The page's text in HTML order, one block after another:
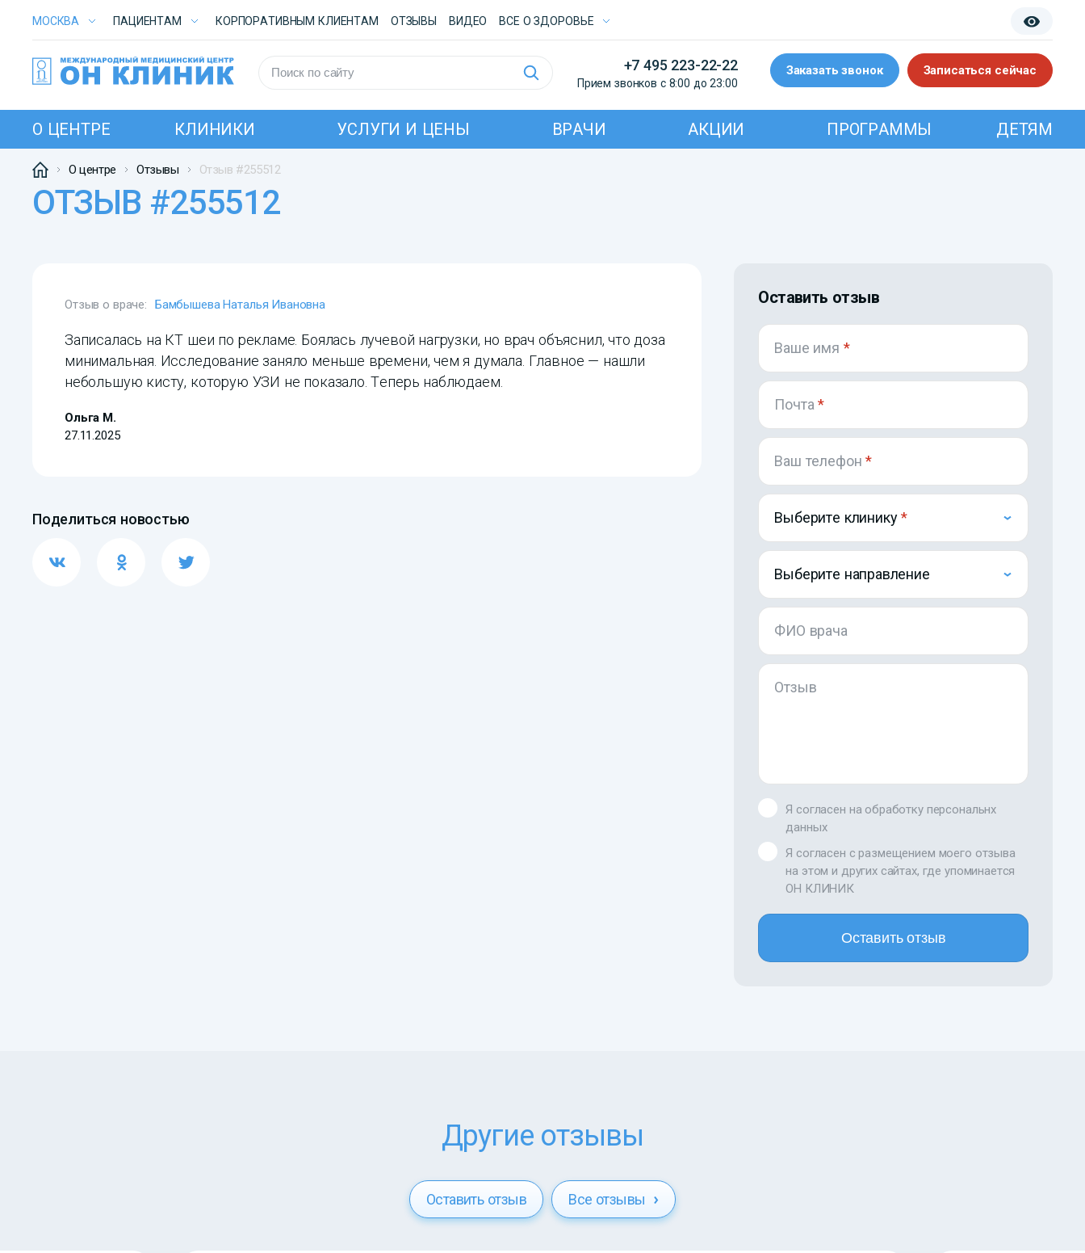
МОСКВА ПАЦИЕНТАМ КОРПОРАТИВНЫМ КЛИЕНТАМ ОТЗЫВЫ ВИДЕО ВСE О ЗДОРОВЬЕ
+7 495 223-22-22
Прием звонков с 8:00 до 23:00
Заказать звонок Записаться сейчас
О ЦЕНТРЕ КЛИНИКИ УСЛУГИ И ЦЕНЫ ВРАЧИ АКЦИИ ПРОГРАММЫ ДЕТЯМ
О центре Отзывы Отзыв #255512
ОТЗЫВ #255512
Отзыв о враче: Бамбышева Наталья Ивановна
Записалась на КТ шеи по рекламе. Боялась лучевой нагрузки, но врач объяснил, что доза
минимальная. Исследование заняло меньше времени, чем я думала. Главное — нашли
небольшую кисту, которую УЗИ не показало. Теперь наблюдаем.
Ольга М.
27.11.2025
Поделиться новостью
Оставить отзыв
Ваше имя *
Почта*
Ваш телефон*
Выберите клинику
Выберите направление
ФИО врача
Отзыв
Я согласен на обработку персональнх
данных
Я согласен с размещением моего отзыва
на этом и других сайтах, где упоминается
ОН КЛИНИК
Оставить отзыв
Другие отзывы
Оставить отзыв Все отзывы